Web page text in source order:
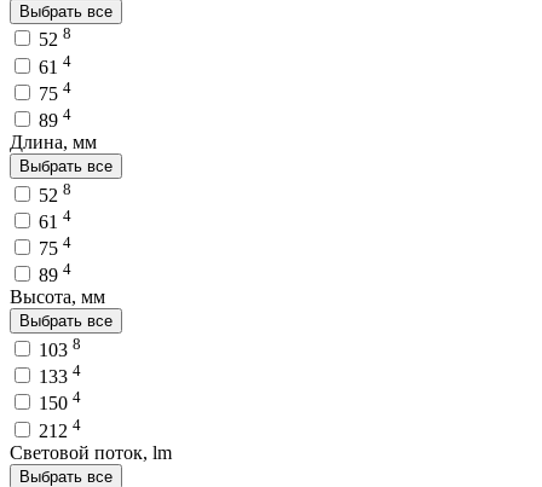
Выбрать все
52 8
61 4
75 4
89 4
Длина, мм
Выбрать все
52 8
61 4
75 4
89 4
Высота, мм
Выбрать все
103 8
133 4
150 4
212 4
Световой поток, lm
Выбрать все